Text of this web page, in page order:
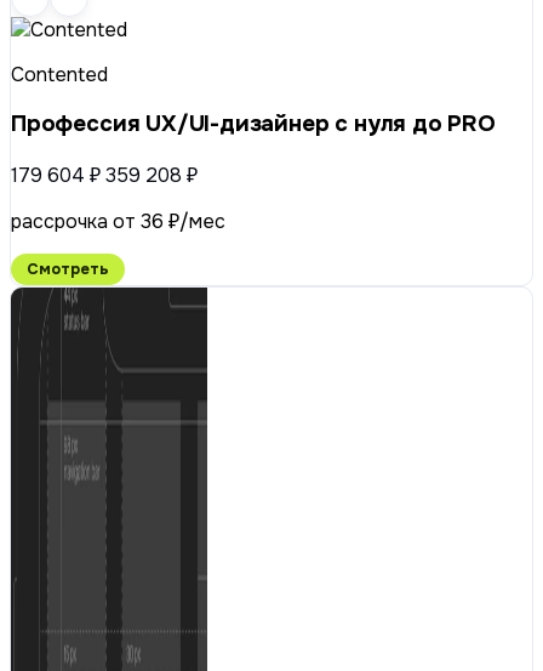
Contented
Профессия UX/UI-дизайнер с нуля до PRO
179 604 ₽359 208 ₽
рассрочка от 36 ₽/мес
Смотреть